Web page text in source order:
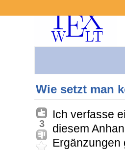
Wie setzt man
3
Ich verfasse
diesem
Ergänzungen